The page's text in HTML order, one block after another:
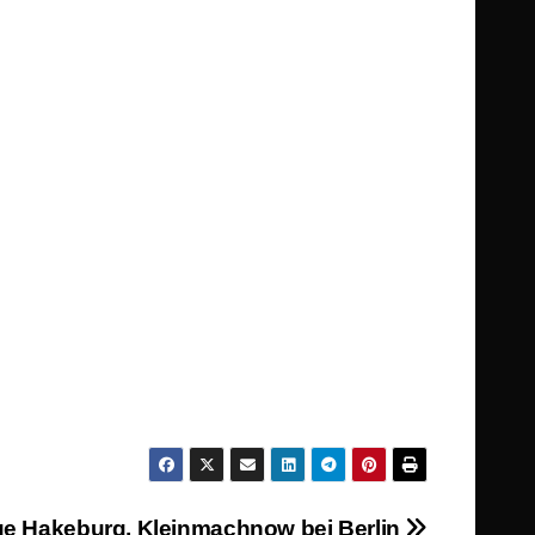
Hakeburg, Kleinmachnow bei Berlin